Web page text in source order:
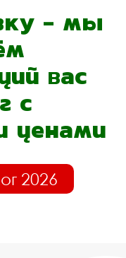
- мы
вас
с
ценами
2026